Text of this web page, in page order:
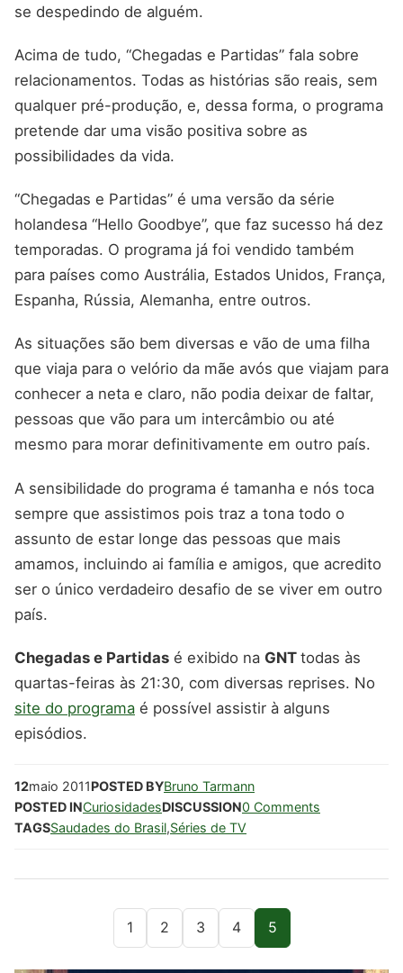
se despedindo de alguém.
Acima de tudo, “Chegadas e Partidas” fala sobre
relacionamentos. Todas as histórias são reais, sem
qualquer pré-produção, e, dessa forma, o programa
pretende dar uma visão positiva sobre as
possibilidades da vida.
“Chegadas e Partidas” é uma versão da série
holandesa “Hello Goodbye”, que faz sucesso há dez
temporadas. O programa já foi vendido também
para países como Austrália, Estados Unidos, França,
Espanha, Rússia, Alemanha, entre outros.
As situações são bem diversas e vão de uma filha
que viaja para o velório da mãe avós que viajam para
conhecer a neta e claro, não podia deixar de faltar,
pessoas que vão para um intercâmbio ou até
mesmo para morar definitivamente em outro país.
A sensibilidade do programa é tamanha e nós toca
sempre que assistimos pois traz a tona todo o
assunto de estar longe das pessoas que mais
amamos, incluindo ai família e amigos, que acredito
ser o único verdadeiro desafio de se viver em outro
país.
Chegadas e Partidas é exibido na GNT todas às
quartas-feiras às 21:30, com diversas reprises. No
site do programa é possível assistir à alguns
episódios.
12maio 2011POSTED BYBruno Tarmann
POSTED INCuriosidadesDISCUSSION0 Comments
TAGSSaudades do Brasil,Séries de TV
1 2 3 4 5